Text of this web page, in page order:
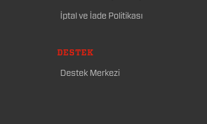
İptal ve İade Politikası
DESTEK
Destek Merkezi